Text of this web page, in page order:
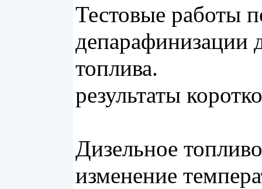
Тестовые работы
депарафинизации
топлива.
результаты
Дизельное топливо
изменение